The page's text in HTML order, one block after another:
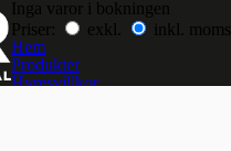
Inga varor i bokningen
Priser:
exkl.
inkl. moms.
Hem
Produkter
Hyresvillkor